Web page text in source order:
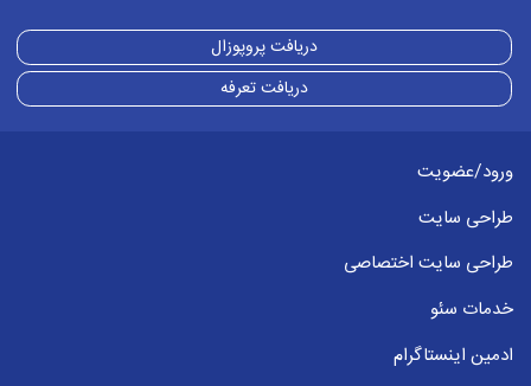
دریافت پروپوزال
دریافت تعرفه
ورود/عضویت
طراحی سایت
طراحی سایت اختصاصی
خدمات سئو
ادمین اینستاگرام